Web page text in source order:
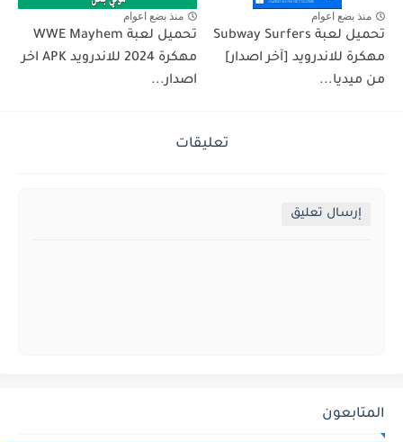
منذ بضع اعوام
مهكرة للاندرويد [آخر اصدار]
من ميديا...
منذ بضع اعوام
تحميل لعبة WWE Mayhem
مهكرة 2024 للاندرويد APK اخر
اصدار...
تعليقات
إرسال تعليق
المتابعون